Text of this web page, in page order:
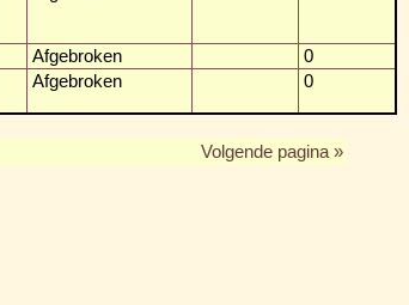
Afgebroken
0
Afgebroken 0
Volgende pagina »